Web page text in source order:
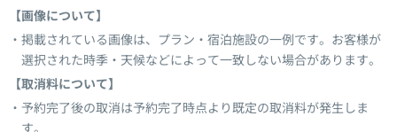
【画像について】
掲載されている画像は、プラン・宿泊施設の一例です。お客様が
選択された時季・天候などによって一致しない場合があります。
【取消料について】
予約完了後の取消は予約完了時点より既定の取消料が発生しま
す。